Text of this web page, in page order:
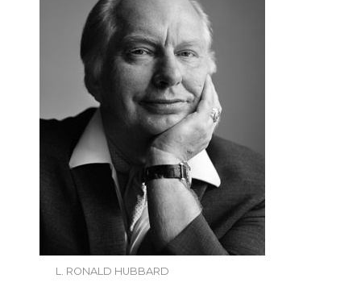
L. RONALD HUBBARD